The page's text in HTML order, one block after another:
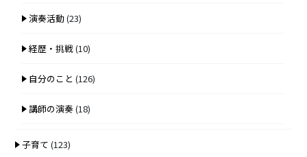
演奏活動(23)
経歴・挑戦(10)
自分のこと (126)
講師の演奏(18)
子育て (123)